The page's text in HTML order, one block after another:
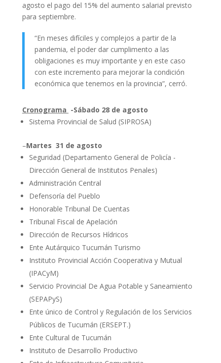
agosto el pago del 15% del aumento salarial previsto
para septiembre.
“En meses difíciles y complejos a partir de la
pandemia, el poder dar cumplimento a las
obligaciones es muy importante y en este caso
con este incremento para mejorar la condición
económica que tenemos en la provincia”, cerró.
Cronograma -Sábado 28 de agosto
Sistema Provincial de Salud (SIPROSA)
–Martes 31 de agosto
Seguridad (Departamento General de Policía -
Dirección General de Institutos Penales)
Administración Central
Defensoría del Pueblo
Honorable Tribunal De Cuentas
Tribunal Fiscal de Apelación
Dirección de Recursos Hídricos
Ente Autárquico Tucumán Turismo
Instituto Provincial Acción Cooperativa y Mutual
(IPACyM)
Servicio Provincial De Agua Potable y Saneamiento
(SEPAPyS)
Ente único de Control y Regulación de los Servicios
Públicos de Tucumán (ERSEPT.)
Ente Cultural de Tucumán
Instituto de Desarrollo Productivo